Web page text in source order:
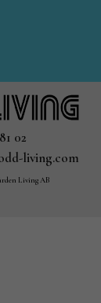
02
living.com
Living AB